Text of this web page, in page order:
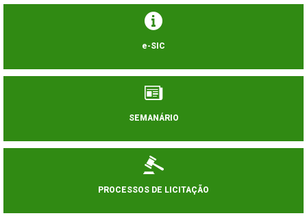
e-SIC
SEMANÁRIO
PROCESSOS DE LICITAÇÃO